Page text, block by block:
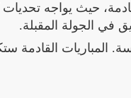
حيث يواجه تحديات
في الجولة المقبلة.
المباريات القادمة